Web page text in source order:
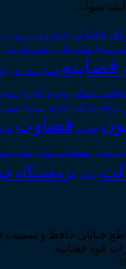
قضایی آرای وحدت رویه
اسناد_تجاری اعاده_دادرسی
قضاییه انتقال_مال_غیر
حوادث_رانندگی خلع_ید داوری
دیوان عدالت اداری
قضات قضاوت
مسئولیت_مدنی مشروح
وکیل پژوهشگاه
خیابان حافظ و سمیه ،
قوه قضاییه